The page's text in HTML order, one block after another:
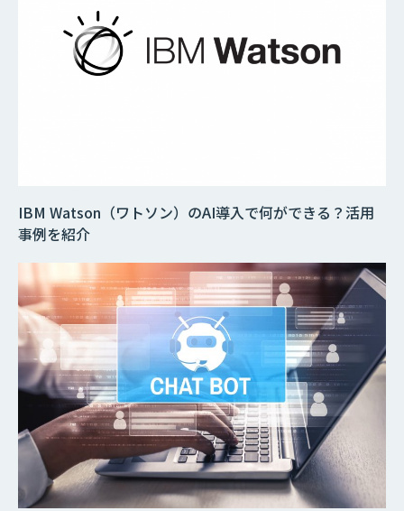
IBM Watson（ワトソン）のAI導入で何ができる？活用
事例を紹介